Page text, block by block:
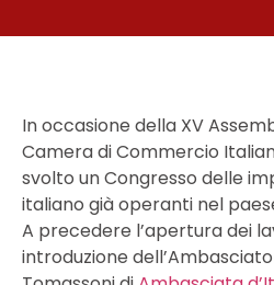
In occasione della XV
Camera di Commercio
svolto un Congresso delle
italiano già operanti nel
A precedere l’apertura dei
introduzione